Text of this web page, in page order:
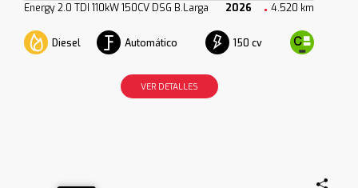
Energy 2.0 TDI 110kW 150CV DSG B.Larga 2026 4.520 km
Diesel Automático 150 cv
VER DETALLES